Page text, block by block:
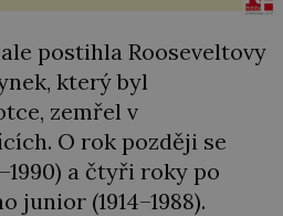
postihla Rooseveltovy
který byl
zemřel v
O rok později se
a čtyři roky po
junior (1914–1988).